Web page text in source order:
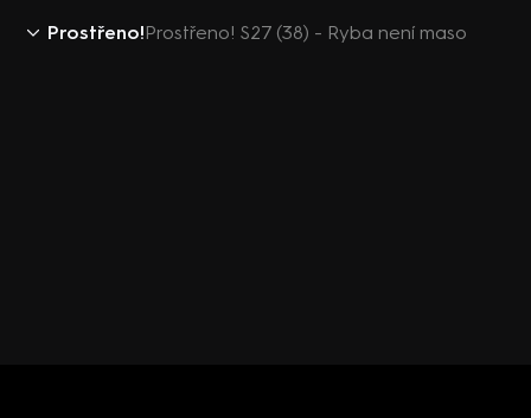
Prostřeno!Prostřeno! S27 (38) - Ryba není maso